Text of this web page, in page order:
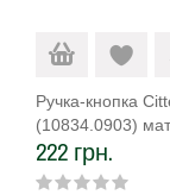
Ручка-кнопка
(10834.0903)
золото
222 грн.